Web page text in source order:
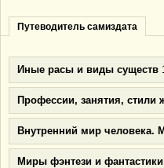
Путеводитель самиздата
Иные расы и виды существ
Профессии, занятия, стили
Внутренний мир человека.
Миры фэнтези и